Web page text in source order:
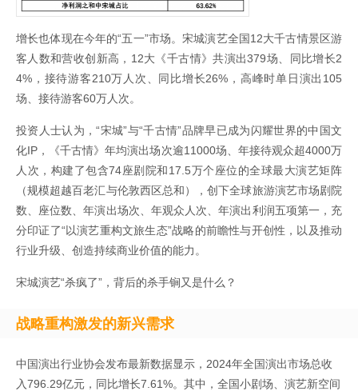
增长也体现在今年的“五一”市场。宋城演艺全国12大千古情景区游
客人数和营收创新高，12大《千古情》共演出379场、同比增长2
4%，接待游客210万人次、同比增长26%，高峰时单日演出105
场、接待游客60万人次。
投资人士认为，“宋城”与“千古情”品牌早已成为闪耀世界的中国文
化IP，《千古情》年均演出场次逾11000场、年接待观众超4000万
人次，构建了包含74座剧院和17.5万个座位的全球最大演艺矩阵
（规模超越百老汇与伦敦西区总和），创下全球旅游演艺市场剧院
数、座位数、年演出场次、年观众人次、年演出利润五项第一，充
分印证了“以演艺重构文旅生态”战略的前瞻性与开创性，以及推动
行业升级、创造持续商业价值的能力。
宋城演艺“杀疯了”，背后的杀手锏又是什么？
战略重构激发的新兴需求
中国演出行业协会发布最新数据显示，2024年全国演出市场总收
入796.29亿元，同比增长7.61%。其中，全国小剧场、演艺新空间